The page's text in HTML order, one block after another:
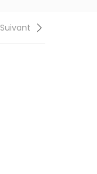
Suivant